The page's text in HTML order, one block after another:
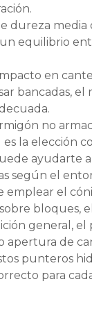
dureza media
equilibrio
en
bancadas, el
no
es la elección
ayudarte
según el
el
bloques,
general, el
apertura de
punteros
para